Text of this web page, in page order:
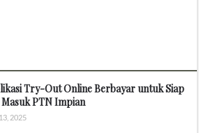
Try-Out Online Berbayar untuk Siap
PTN Impian
2025